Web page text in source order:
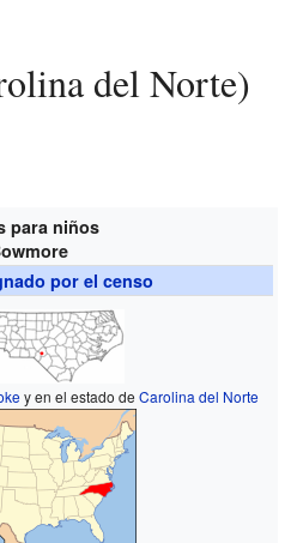
para niños
por el censo
y en el estado de Carolina del Norte